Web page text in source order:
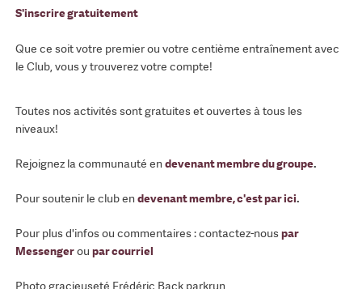
S'inscrire gratuitement
Que ce soit votre premier ou votre centième entraînement avec
le Club, vous y trouverez votre compte!
Toutes nos activités sont gratuites et ouvertes à tous les
niveaux!
Rejoignez la communauté endevenant membre du groupe.
Pour soutenir le club endevenant membre, c'est par ici.
Pour plus d'infos ou commentaires : contactez-nouspar
Messengerou par courriel
Photo gracieuseté Frédéric Back parkrun